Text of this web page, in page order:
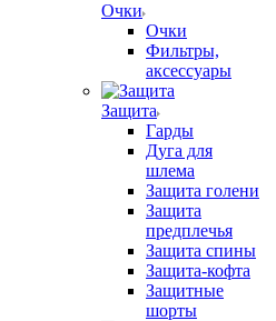
Очки
Очки
Фильтры,
аксессуары
Защита
Гарды
Дуга для
шлема
Защита голени
Защита
предплечья
Защита спины
Защита-кофта
Защитные
шорты